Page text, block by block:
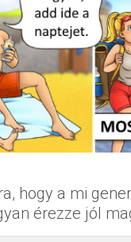
hogy a mi
érezze jól